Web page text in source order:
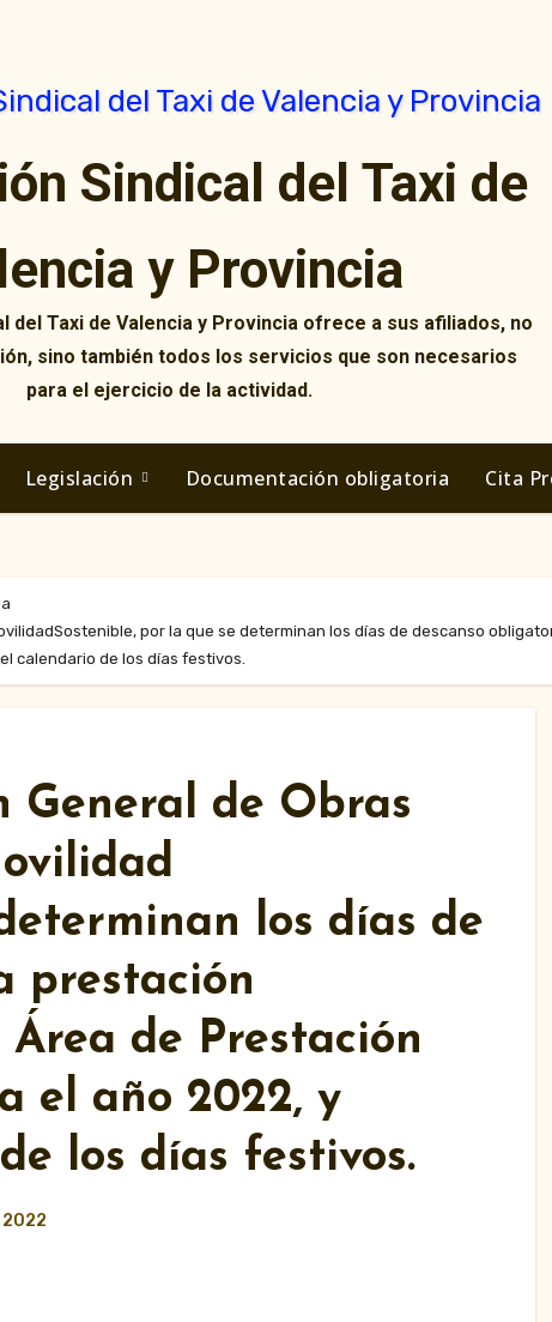
Sindical del Taxi de
y Provincia
del Taxi de Valencia y Provincia ofrece a sus afiliados, no
sino también todos los servicios que son necesarios
para el ejercicio de la actividad.
Legislación Documentación obligatoria Cita
por la que se determinan los días de descanso
calendario de los días festivos.
General de Obras
los días de
prestación
de Prestación
el año 2022, y
los días festivos.
2022